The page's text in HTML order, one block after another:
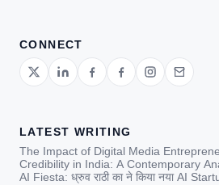
CONNECT
LATEST WRITING
The Impact of Digital Media
Credibility in India: A Contemporary
AI Fiesta: ध्रुव राठी का ने किया नया AI